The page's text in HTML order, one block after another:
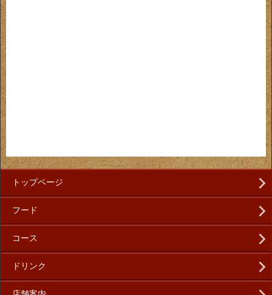
トップページ
フード
コース
ドリンク